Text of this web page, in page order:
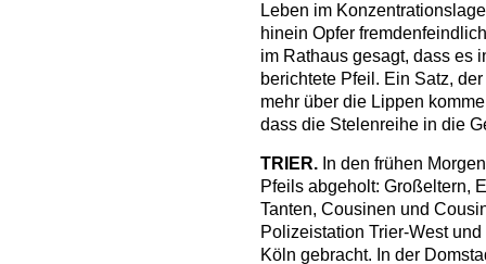
Leben im
hinein Opfer
im Rathaus gesagt, dass es
berichtete Pfeil. Ein Satz,
mehr über die Lippen
dass die Stelenreihe in die
TRIER. In den frühen
Pfeils abgeholt: Großeltern,
Tanten, Cousinen und
Polizeistation Trier-West
Köln gebracht. In der